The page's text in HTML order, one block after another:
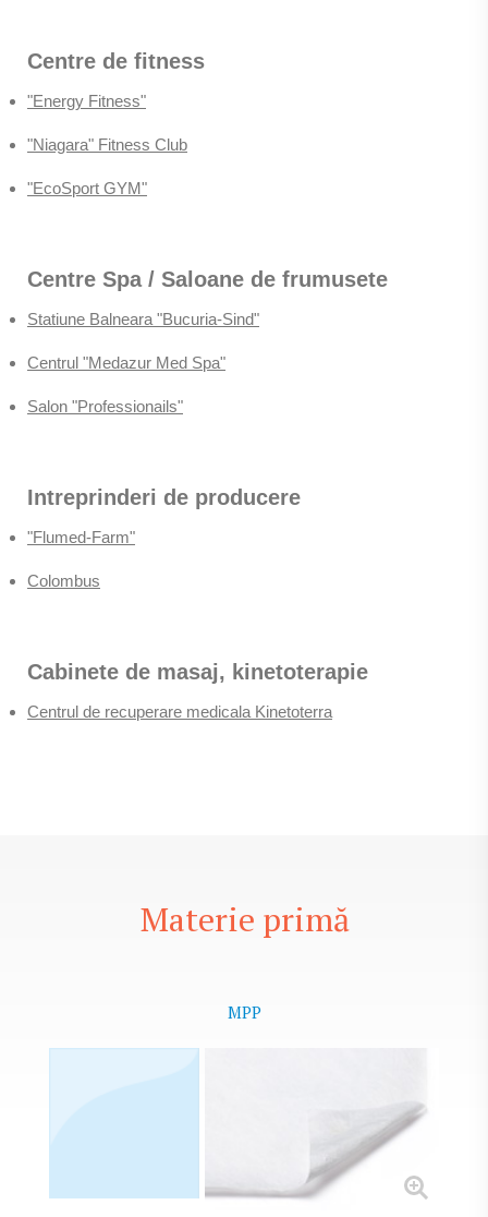
Centre de fitness
"Energy Fitness"
"Niagara" Fitness Club
"EcoSport GYM"
Centre Spa / Saloane de frumusete
Statiune Balneara "Bucuria-Sind"
Centrul "Medazur Med Spa"
Salon "Professionails"
Intreprinderi de producere
"Flumed-Farm"
Colombus
Cabinete de masaj, kinetoterapie
Centrul de recuperare medicala Kinetoterra
Materie primă
MPP